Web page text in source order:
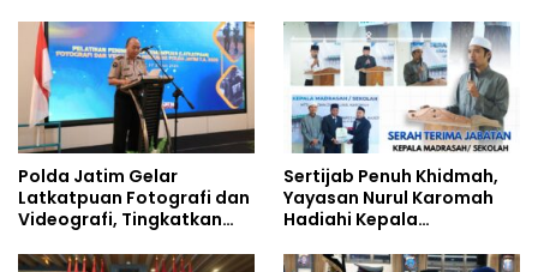
Studi Kepolisian
Polda Jatim Gelar
Latkatpuan Fotografi dan
Videografi, Tingkatkan
Era Digital
Sertijab Penuh Khidmah,
Yayasan Nurul Karomah
Hadiahi Kepala
Umrah